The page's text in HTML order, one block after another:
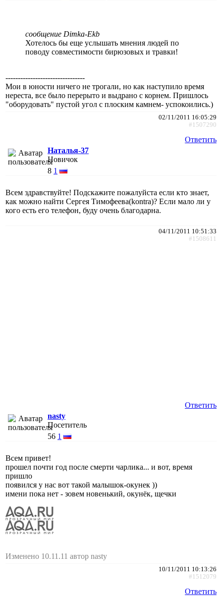
сообщение Dimka-Ekb
Хотелось бы еще услышать мнения людей по
поводу совместимости бирюзовых и травки!
--------------------------------
Мои в юности ничего не трогали, но как наступило время
нереста, все было перерыто и выдрано с корнем. Пришлось
"оборудовать" пустой угол с плоским камнем- успокоились.)
02/11/2011 16:05:29
#1507290
Ответить
Наталья-37
Новичок
8 1
Всем здравствуйте! Подскажите пожалуйста если кто знает,
как можно найти Сергея Тимофеева(kontra)? Если мало ли у
кого есть его телефон, буду очень благодарна.
04/11/2011 10:51:33
#1508611
Ответить
nasty
Посетитель
56 1
Всем привет!
прошел почти год после смерти чарлика... и вот, время
пришло
появился у нас вот такой малышок-окунек ))
имени пока нет - зовем новенький, окунёк, щечки
Изменено 10.11.11 автор nasty
10/11/2011 10:13:26
#1512079
Ответить